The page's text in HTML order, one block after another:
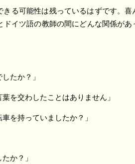
きる可能性は残っているはずです。喜
イツ語の教師の間にどんな関係があ
たか？」
を交わしたことはありません」
を持っていましたか？」
か？」